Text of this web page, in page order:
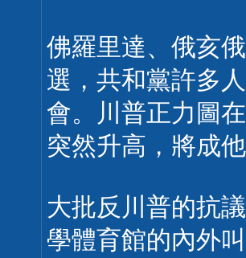
佛羅里達、俄亥
選，共和黨許多
會。川普正力圖
突然升高，將成
大批反川普的抗
學體育館的內外